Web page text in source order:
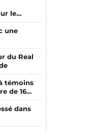
le
une
du Real
témoins
de 16
dans